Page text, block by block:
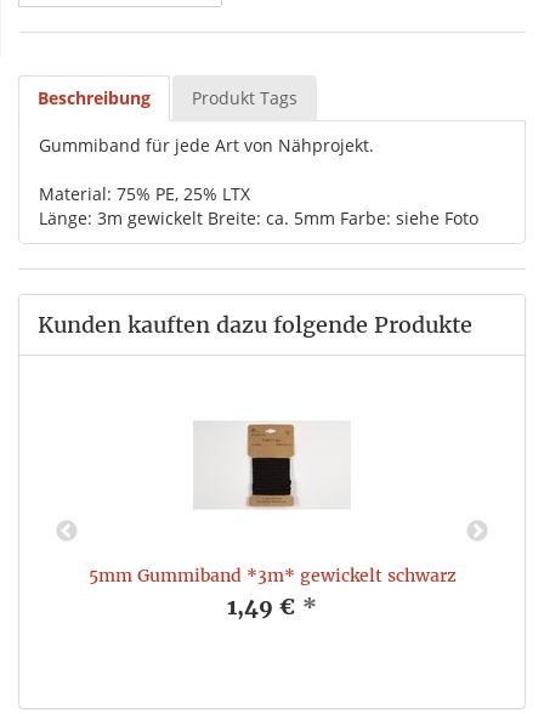
Beschreibung Produkt Tags
Gummiband für jede Art von Nähprojekt.
Material: 75% PE, 25% LTX
Länge: 3m gewickelt Breite: ca. 5mm Farbe: siehe Foto
Kunden kauften dazu folgende Produkte
5mm Gummiband *3m* gewickelt schwarz
1,49 € *